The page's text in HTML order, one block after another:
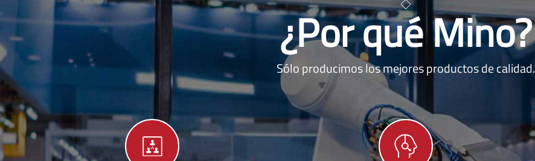
¿Por qué Mino?
Sólo producimos los mejores productos de calidad.